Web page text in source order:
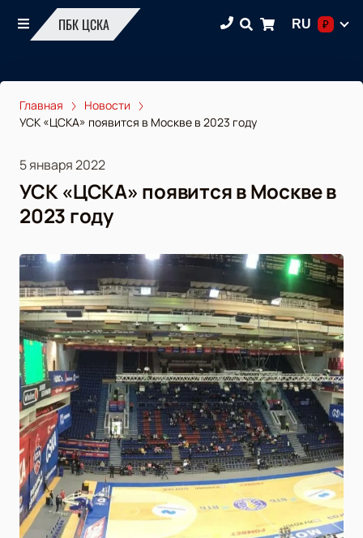
ПБК ЦСКА RU ₽
Главная
Новости
УСК «ЦСКА» появится в Москве в 2023 году
5 января 2022
УСК «ЦСКА» появится в Москве в
2023 году